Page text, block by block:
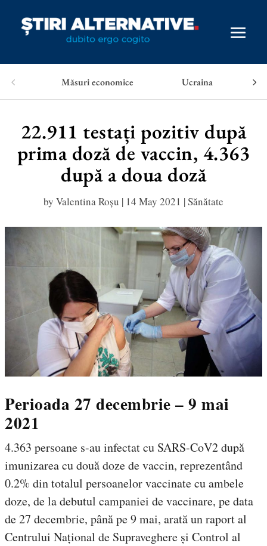
Măsuri economice Ucraina
22.911 testați pozitiv după
prima doză de vaccin, 4.363
după a doua doză
by Valentina Roșu | 14 May 2021 |Sănătate
Perioada 27 decembrie – 9 mai
2021
​4.363 persoane s-au infectat cu SARS-CoV2 după
imunizarea cu două doze de vaccin, reprezentând
0.2% din totalul persoanelor vaccinate cu ambele
doze, de la debutul campaniei de vaccinare, pe data
de 27 decembrie, până pe 9 mai, arată un raport al
Centrului Național de Supraveghere și Control al